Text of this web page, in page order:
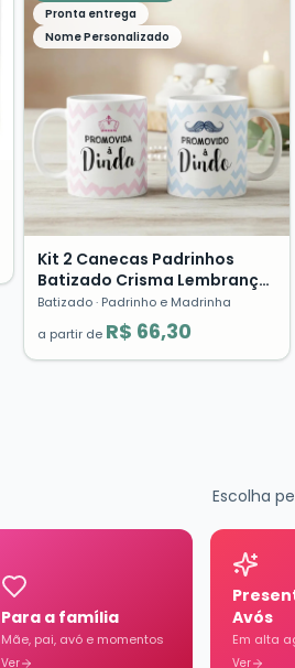
Pronta entrega
Nome Personalizado
Kit 2 Canecas Padrinhos
Batizado Crisma Lembrança
Presente Dindo Dinda
Batizado· Padrinho e Madrinha
a partir de R$ 66,30
Escolha
Para a família
Mãe, pai, avó e momentos
Ver
Avós
Em alta
Ver